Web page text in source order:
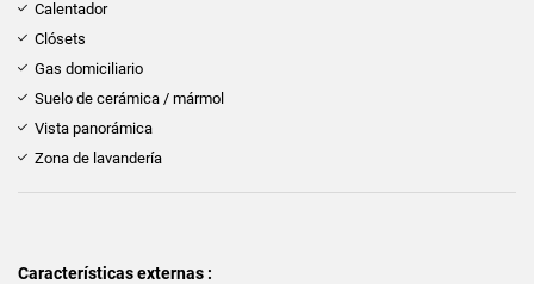
Calentador
Clósets
Gas domiciliario
Suelo de cerámica / mármol
Vista panorámica
Zona de lavandería
Características externas :